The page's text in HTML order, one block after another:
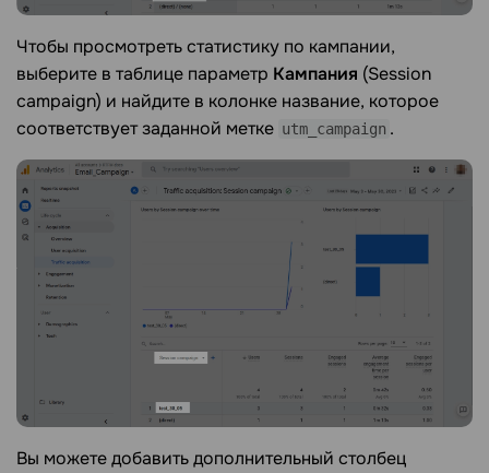
Чтобы просмотреть статистику по кампании,
выберите в таблице параметр Кампания (Session
campaign) и найдите в колонке название, которое
соответствует заданной метке utm_campaign .
Вы можете добавить дополнительный столбец